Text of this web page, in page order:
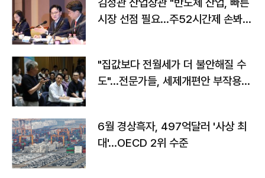
시장 선점 필요…주52시간제 손봐
"집값보다 전월세가 더 불안해질 수
도"…전문가들, 세제개편안 부작용
6월 경상흑자, 497억달러 '사상 최
대'…OECD 2위 수준